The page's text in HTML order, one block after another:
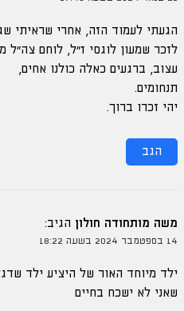
הגעתי לעמוד הזה, אחרי שראיתי
לזכר שמעון לוגסי ז"ל, לוחם צה״ל
עצוב, ברגעים כאלה כולנו אחים,
תנחומים.
יהי זכרו ברוך.
הגב
משה מותחודה חולון הגיב:
14 בספטמבר 2024 בשעה 18:22
ילד מיוחד האור של היציע ילד
שאני לא ישכח בחיים